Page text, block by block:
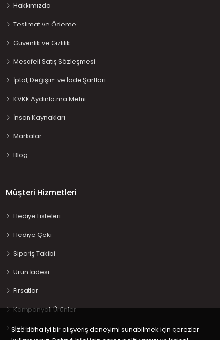
Hakkımızda
Teslimat ve Ödeme
Güvenlik ve Gizlilik
Mesafeli Satış Sözleşmesi
İptal, Değişim ve İade Şartları
KVKK Aydınlatma Metni
İnsan Kaynakları
Markalar
Blog
Müşteri Hizmetleri
Hediye Listeleri
Hediye Çeki
Sipariş Takibi
Ürün İadesi
Fırsatlar
Kampanyalı Ürünler
İletişim
Size daha iyi bir alışveriş deneyimi sunabilmek için çerezler